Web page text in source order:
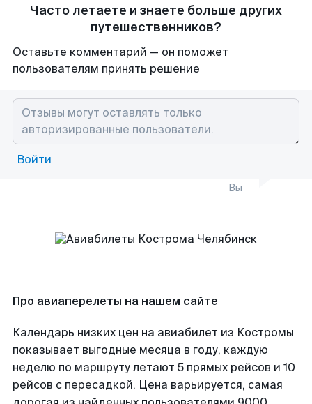
Часто летаете и знаете больше других
путешественников?
Оставьте комментарий — он поможет
пользователям принять решение
Войти
Вы
Про авиаперелеты на нашем сайте
Календарь низких цен на авиабилет из Костромы
показывает выгодные месяца в году, каждую
неделю по маршруту летают 5 прямых рейсов и 10
рейсов с пересадкой. Цена варьируется, самая